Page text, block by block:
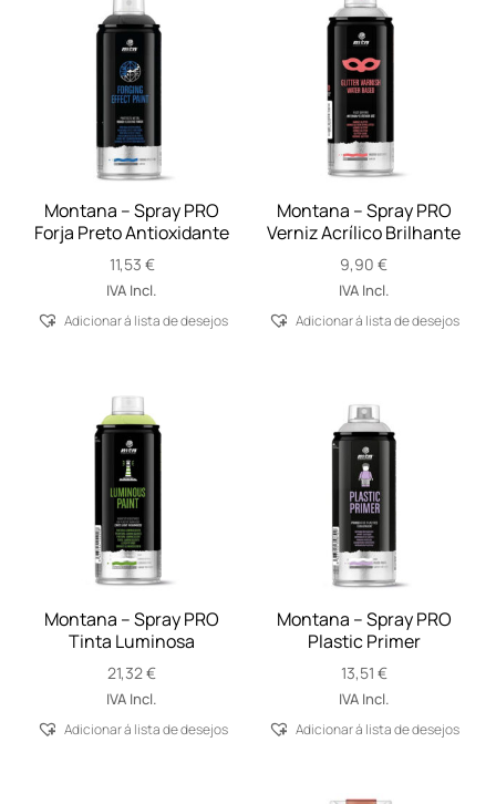
Montana – Spray PRO
Forja Preto Antioxidante
11,53 €
IVA Incl.
Adicionar á lista de desejos
Montana – Spray PRO
Verniz Acrílico Brilhante
9,90€
IVA Incl.
Adicionar á lista de desejos
Montana – Spray PRO
Tinta Luminosa
21,32€
IVA Incl.
Adicionar á lista de desejos
Montana – Spray PRO
Plastic Primer
13,51 €
IVA Incl.
Adicionar á lista de desejos